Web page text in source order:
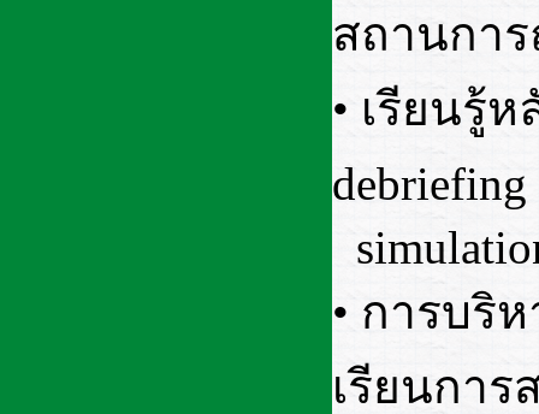
สถานกา
• เรียนรู้
• การบริ
เรียนการ